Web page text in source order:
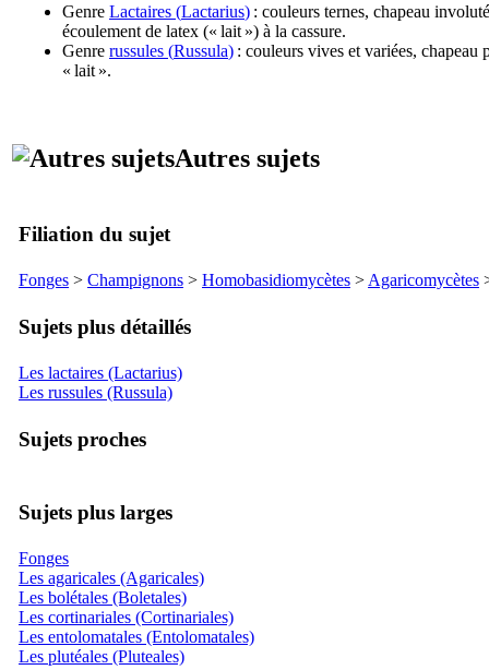
Genre Lactaires (Lactarius) : couleurs ternes, chapeau
écoulement de latex (« lait ») à la cassure.
Genre russules (Russula) : couleurs vives et variées, chapeau
« lait ».
Autres sujets
Filiation du sujet
Fonges > Champignons > Homobasidiomycètes > Agaricomycètes
Sujets plus détaillés
Les lactaires (Lactarius)
Les russules (Russula)
Sujets proches
Sujets plus larges
Fonges
Les agaricales (Agaricales)
Les bolétales (Boletales)
Les cortinariales (Cortinariales)
Les entolomatales (Entolomatales)
Les plutéales (Pluteales)